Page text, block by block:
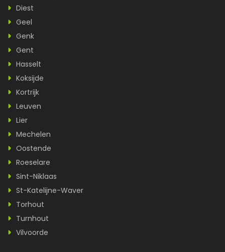
Diest
Geel
Genk
Gent
Hasselt
Koksijde
Kortrijk
Leuven
Lier
Mechelen
Oostende
Roeselare
Sint-Niklaas
St-Katelijne-Waver
Torhout
Turnhout
Vilvoorde